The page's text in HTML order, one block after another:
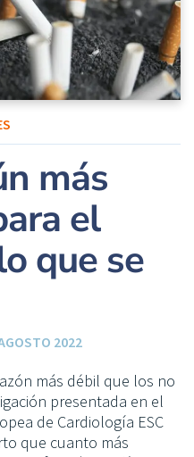
más
el
que se
2022
más débil que los no
presentada en el
de Cardiología ESC
que cuanto más